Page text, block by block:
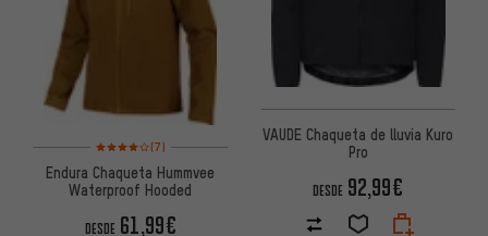
Valoración media: 4 de 5 basada en 7 reseñas
(7)
Endura Chaqueta Hummvee
Waterproof Hooded
DESDE 61,99€
VAUDE Chaqueta de lluvia Kuro
Pro
DESDE 92,99€